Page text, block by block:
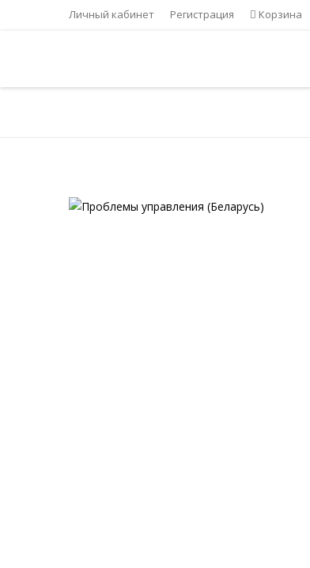
Личный кабинет Регистрация Корзина